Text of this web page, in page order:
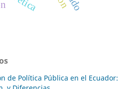
de Política Pública en el Ecuador: